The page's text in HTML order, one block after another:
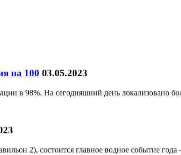
на 100 03.05.2023
в 98%. На сегодняшний день локализовано
2), состоится главное водное событие